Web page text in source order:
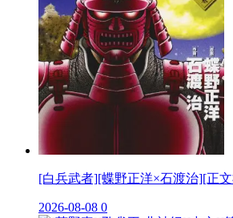
[白兵武者][蝶野正洋×石渡治][正
2026-08-08 0